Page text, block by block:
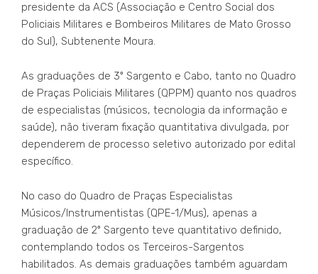
presidente da ACS (Associação e Centro Social dos
Policiais Militares e Bombeiros Militares de Mato Grosso
do Sul), Subtenente Moura.
As graduações de 3º Sargento e Cabo, tanto no Quadro
de Praças Policiais Militares (QPPM) quanto nos quadros
de especialistas (músicos, tecnologia da informação e
saúde), não tiveram fixação quantitativa divulgada, por
dependerem de processo seletivo autorizado por edital
específico.
No caso do Quadro de Praças Especialistas
Músicos/Instrumentistas (QPE-1/Mus), apenas a
graduação de 2º Sargento teve quantitativo definido,
contemplando todos os Terceiros-Sargentos
habilitados. As demais graduações também aguardam